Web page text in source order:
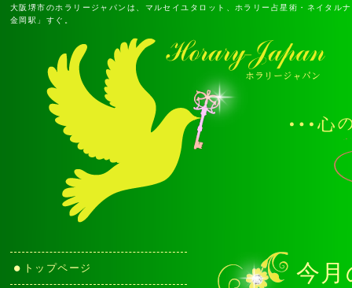
大阪堺市のホラリージャパンは、マルセイユタロット、ホラリー占星術・ネイタ
金岡駅」すぐ。
今
トップページ